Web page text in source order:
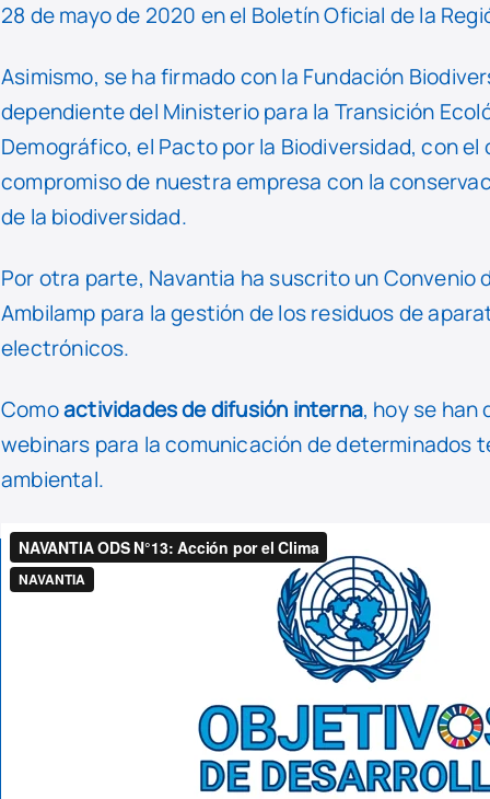
28 de mayo de 2020 en el Boletín Oficial de la
Asimismo, se ha firmado con la Fundación
dependiente del Ministerio para la Transición
Demográfico, el Pacto por la Biodiversidad, con
compromiso de nuestra empresa con la
de la biodiversidad.
Por otra parte, Navantia ha suscrito un Convenio
Ambilamp para la gestión de los residuos de
electrónicos.
Comoactividades de difusión interna, hoy se han
webinars para la comunicación de determinados
ambiental.